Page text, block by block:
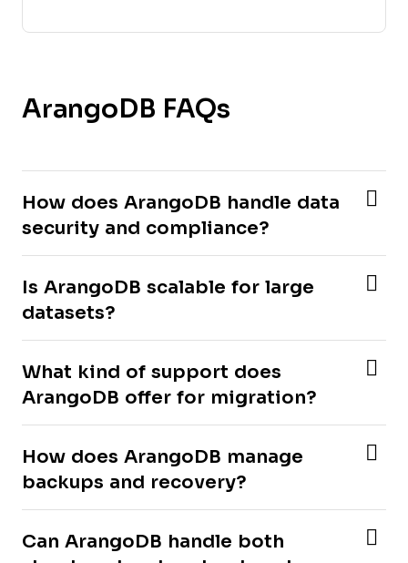
ArangoDB FAQs
How does ArangoDB handle data
security and compliance?
Is ArangoDB scalable for large
datasets?
What kind of support does
ArangoDB offer for migration?
How does ArangoDB manage
backups and recovery?
Can ArangoDB handle both